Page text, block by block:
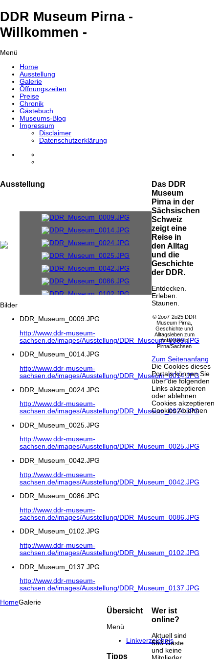
DDR Museum Pirna -
Willkommen -
Menü
Home
Ausstellung
Galerie
Öffnungszeiten
Preise
Chronik
Gästebuch
Museums-Blog
Impressum
Disclaimer
Datenschutzerklärung
Ausstellung
Bilder
DDR_Museum_0009.JPG
http://www.ddr-museum-
sachsen.de/images/Ausstellung/DDR_Museum_0009.JPG
DDR_Museum_0014.JPG
http://www.ddr-museum-
sachsen.de/images/Ausstellung/DDR_Museum_0014.JPG
DDR_Museum_0024.JPG
http://www.ddr-museum-
sachsen.de/images/Ausstellung/DDR_Museum_0024.JPG
DDR_Museum_0025.JPG
http://www.ddr-museum-
sachsen.de/images/Ausstellung/DDR_Museum_0025.JPG
DDR_Museum_0042.JPG
http://www.ddr-museum-
sachsen.de/images/Ausstellung/DDR_Museum_0042.JPG
DDR_Museum_0086.JPG
http://www.ddr-museum-
sachsen.de/images/Ausstellung/DDR_Museum_0086.JPG
DDR_Museum_0102.JPG
http://www.ddr-museum-
sachsen.de/images/Ausstellung/DDR_Museum_0102.JPG
DDR_Museum_0137.JPG
http://www.ddr-museum-
sachsen.de/images/Ausstellung/DDR_Museum_0137.JPG
Das DDR
Museum
Pirna in der
Sächsischen
Schweiz
zeigt eine
Reise in
den Alltag
und die
Geschichte
der DDR.
Entdecken.
Erleben.
Staunen.
HomeGalerie
Übersicht
Menü
Linkverzeichnis
Tipps
Wer ist
online?
Aktuell sind
563 Gäste
und keine
© 2oo7-2o25 DDR
Museum Pirna,
Geschichte und
Alltagsleben zum
Anfassen in
Pirna/Sachsen
Zum Seitenanfang
Die Cookies dieses
Portals können Sie
über die folgenden
Links akzeptieren
oder ablehnen
Cookies akzeptieren
Cookies Ablehnen